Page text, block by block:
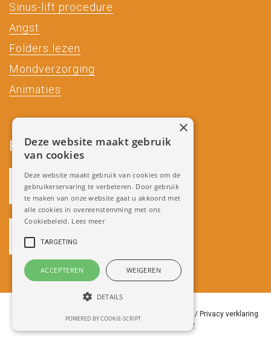
Sinus-lift procedure
Angst
Folders lezen
Mondverzorging
Animaties
Partners
/ Privacy verklaring
Ontwikkeld door Best4u Group B.V.
Deze website maakt gebruik
van cookies
Deze website maakt gebruik van cookies om de
gebruikerservaring te verbeteren. Door gebruik
te maken van onze website gaat u akkoord met
alle cookies in overeenstemming met ons
Cookiebeleid. Lees meer
TARGETING
ACCEPTEREN WEIGEREN
DETAILS
POWERED BY COOKIE-SCRIPT
×